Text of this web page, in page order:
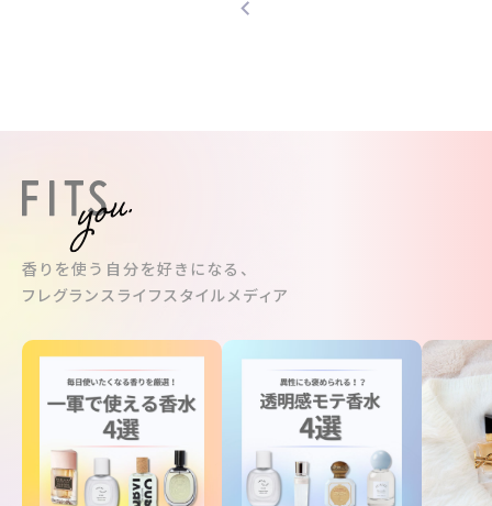
香りを使う自分を好きになる、
フレグランスライフスタイルメディア